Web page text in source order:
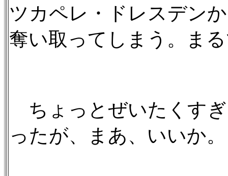
ツカペレ・ドレスデン
奪い取ってしまう。ま
ちょっとぜいたくす
ったが、まあ、いいか